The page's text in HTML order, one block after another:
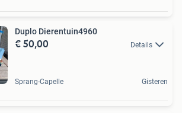
Duplo Dierentuin4960
€ 50,00 Details
Sprang-Capelle Gisteren